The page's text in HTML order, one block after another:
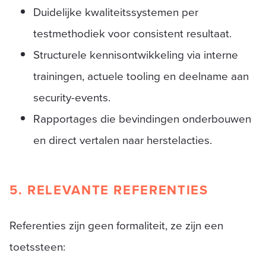
Duidelijke kwaliteitssystemen per
testmethodiek voor consistent resultaat.
Structurele kennisontwikkeling via interne
trainingen, actuele tooling en deelname aan
security-events.
Rapportages die bevindingen onderbouwen
en direct vertalen naar herstelacties.
5. RELEVANTE REFERENTIES
Referenties zijn geen formaliteit, ze zijn een
toetssteen: